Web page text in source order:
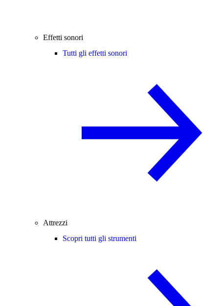
Effetti sonori
Tutti gli effetti sonori
Attrezzi
Scopri tutti gli strumenti